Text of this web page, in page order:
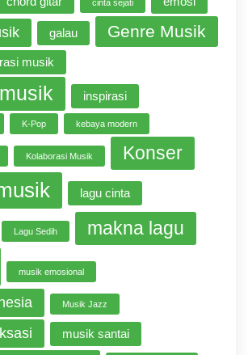
cinta sejati
galau Genre Musik
musik
inspirasi
K-Pop kebaya modern
Kolaborasi Musik Konser
lagu cinta
Lagu Sedih makna lagu
musik emosional
Musik Jazz
musik santai